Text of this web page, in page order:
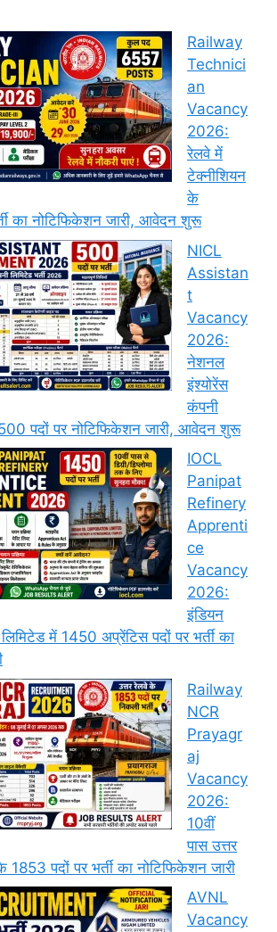
Railway
Technici
an
Vacancy
2026:
रेलवे में
टेक्नीशियन
के
का नोटिफिकेशन जारी, आवेदन शुरू
NICL
Assistan
t
Vacancy
2026:
नेशनल
इंश्योरेंस
कंपनी
500 पदों पर नोटिफिकेशन जारी, आवेदन शुरू
IOCL
Panipat
Refinery
Apprenti
ce
Vacancy
2026:
इंडियन
में 1450 अप्रेंटिस पदों पर भर्ती का
Railway
NCR
Prayagr
aj
Vacancy
2026:
10वीं
पास उत्तर
पदों पर भर्ती का नोटिफिकेशन जारी
AVNL
Vacancy